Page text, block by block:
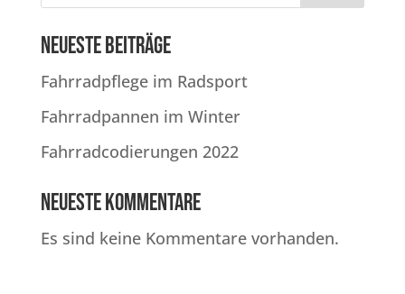
Neueste Beiträge
Fahrradpflege im Radsport
Fahrradpannen im Winter
Fahrradcodierungen 2022
Neueste Kommentare
Es sind keine Kommentare vorhanden.